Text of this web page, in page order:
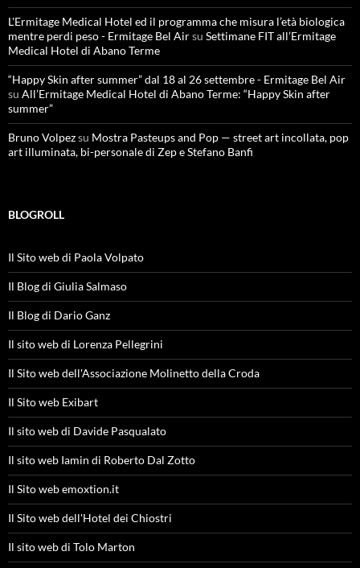
L'Ermitage Medical Hotel ed il programma che misura l’età biologica
mentre perdi peso - Ermitage Bel Airsu Settimane FIT all’Ermitage
Medical Hotel di Abano Terme
“Happy Skin after summer” dal 18 al 26 settembre - Ermitage Bel Air
su All’Ermitage Medical Hotel di Abano Terme: “Happy Skin after
summer”
Bruno Volpezsu Mostra Pasteups and Pop — street art incollata, pop
art illuminata, bi-personale di Zep e Stefano Banfi
BLOGROLL
Il Sito web di Paola Volpato
Il Blog di Giulia Salmaso
Il Blog di Dario Ganz
Il sito web di Lorenza Pellegrini
Il Sito web dell'Associazione Molinetto della Croda
Il Sito web Exibart
Il sito web di Davide Pasqualato
Il sito web Iamin di Roberto Dal Zotto
Il Sito web emoxtion.it
Il Sito web dell'Hotel dei Chiostri
Il sito web di Tolo Marton